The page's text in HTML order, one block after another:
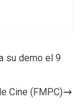
su demo el 9
Cine (FMPC)